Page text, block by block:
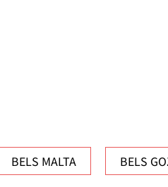
BELS MALTA BELS